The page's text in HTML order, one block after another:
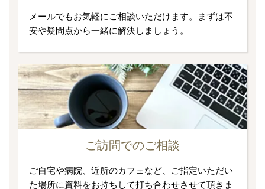
メールでもお気軽にご相談いただけます。まずは不
安や疑問点から一緒に解決しましょう。
ご訪問でのご相談
ご自宅や病院、近所のカフェなど、ご指定いただい
た場所に資料をお持ちして打ち合わせさせて頂きま